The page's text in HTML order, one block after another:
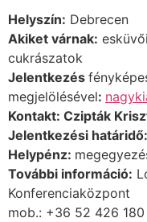
Helyszín: Debrecen
Akiket várnak:
cukrászatok
Jelentkezés
megjelölésével:
Kontakt: Czipták
Jelentkezési határidő:
Helypénz:
További információ:
Konferenciaközpont
mob.: +36 52 426 180